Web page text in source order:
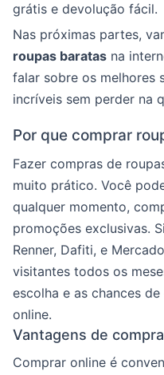
grátis e devolução fácil.
Nas próximas partes,
roupas baratas na
falar sobre os melhores
incríveis sem perder na
Por que comprar
Fazer compras de
muito prático. Você
qualquer momento,
promoções exclusivas.
Renner, Dafiti, e
visitantes todos os
escolha e as chances
online.
Vantagens de
Comprar online é